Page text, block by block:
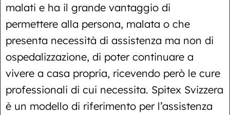
malati e ha il grande vantaggio di
permettere alla persona, malata o che
presenta necessità di assistenza ma non di
ospedalizzazione, di poter continuare a
vivere a casa propria, ricevendo però le cure
professionali di cui necessita. Spitex Svizzera
è un modello di riferimento per l’assistenza